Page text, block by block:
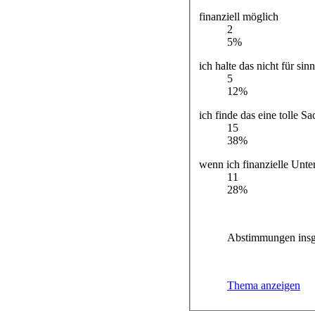
finanziell möglich
2
5%
ich halte das nicht für
5
12%
ich finde das eine tolle
15
38%
wenn ich finanzielle
11
28%
Abstimmungen
Thema anzeigen